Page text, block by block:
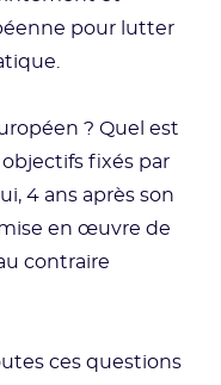
pour lutter
? Quel est
fixés par
4 ans après son
en œuvre de
contraire
ces questions